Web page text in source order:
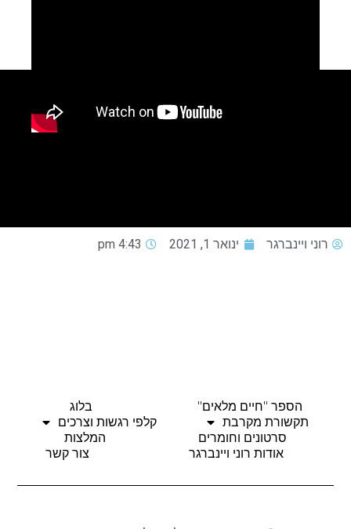
רוני ויינברגר ינואר 1, 2021 4:43 pm
הספר "חיים מלאים"
בלוג
תקשורת מקרבת
קלפי רגשות וצרכים
סרטונים וחומרים
המלצות
אודות רוני ויינברגר
צור קשר